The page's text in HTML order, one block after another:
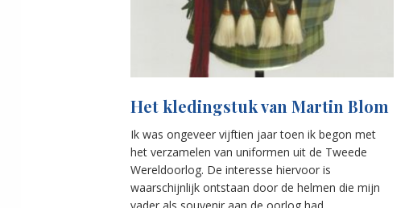
Het kledingstuk van Martin Blom
Ik was ongeveer vijftien jaar toen ik begon met
het verzamelen van uniformen uit de Tweede
Wereldoorlog. De interesse hiervoor is
waarschijnlijk ontstaan door de helmen die mijn